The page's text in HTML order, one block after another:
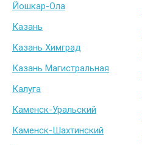
Йошкар-Ола
Казань
Казань Химград
Казань Магистральная
Калуга
Каменск-Уральский
Каменск-Шахтинский